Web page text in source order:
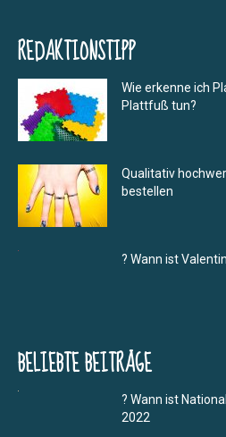
REDAKTIONSTIPP
Wie erkenne ich
Plattfuß tun?
Qualitativ
bestellen
? Wann ist
BELIEBTE BEITRÄGE
? Wann ist
2022